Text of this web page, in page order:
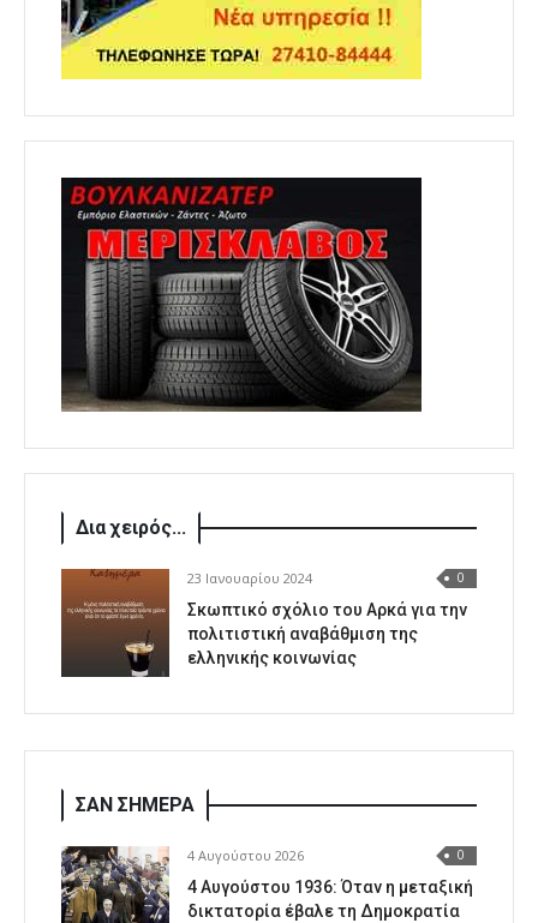
Δια χειρός...
23 Ιανουαρίου 2024 0
Σκωπτικό σχόλιο του Αρκά για την
πολιτιστική αναβάθμιση της
ελληνικής κοινωνίας
ΣΑΝ ΣΗΜΕΡΑ
4 Αυγούστου 2026 0
4 Αυγούστου 1936: Όταν η μεταξική
δικτατορία έβαλε τη Δημοκρατία